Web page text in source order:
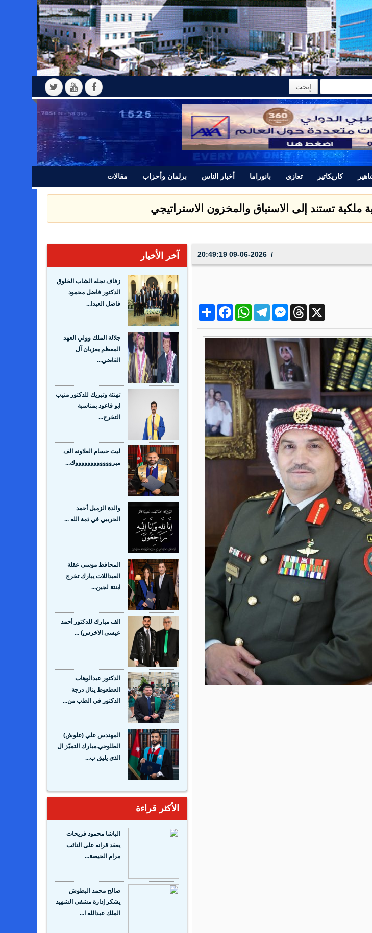
كاريكاتير تعازي بانوراما أخبار الناس برلمان وأحزاب مقالات
اللحام الذي قتل نور برغل وتصدر بيانا للرأي العام
09-06-2026 20:49:19
ShareFacebookWhatsAppTelegramMessengerThreads X
آخر الأخبار
زفاف نجله الشاب الخلوق
الدكتور فاضل محمود
فاضل العبدا...
جلالة الملك وولي العهد
المعظم يعزيان آل
القاضي...
تهنئة وتبريك للدكتور منيب
ابو قاعود بمناسبة
التخرج...
ليث حسام العلاونه الف
مبرووووووووووووك...
والدة الزميل أحمد
الحريبي في ذمة الله ...
المحافظ موسى عقلة
العبداللات يبارك تخرج
ابنتة لجين...
الف مبارك للدكتور أحمد
عيسى الاخرس) ...
الدكتور عبدالوهاب
العطعوط ينال درجة
الدكتور في الطب من...
المهندس علي (علوش)
الطلوحي.مبارك التميّز ال
الذي يليق ب...
الأكثر قراءة
الباشا محمود فريحات
يعقد قرانه على النائب
مرام الحيصة...
صالح محمد البطوش
يشكر إدارة مشفى الشهيد
الملك عبدالله ا...